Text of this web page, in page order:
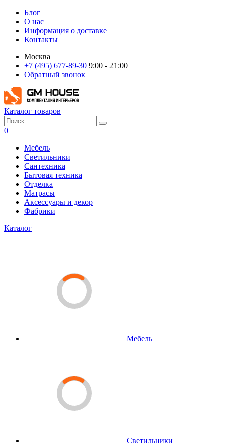
Блог
О нас
Информация о доставке
Контакты
Москва
+7 (495) 677-89-30 9:00 - 21:00
Обратный звонок
Каталог товаров
0
Мебель
Светильники
Сантехника
Бытовая техника
Отделка
Матрасы
Аксессуары и декор
Фабрики
Каталог
Мебель
Светильники